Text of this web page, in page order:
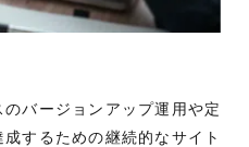
バージョンアップ運用や定
するための継続的なサイト